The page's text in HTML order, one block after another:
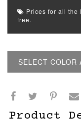
Prices for all the
free.
SELECT COLOR
Product